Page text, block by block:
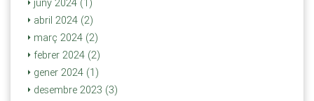
abril 2024 (2)
març 2024 (2)
febrer 2024 (2)
gener 2024 (1)
desembre 2023 (3)